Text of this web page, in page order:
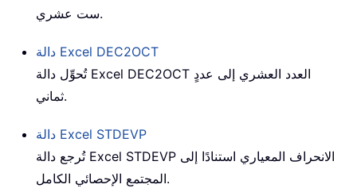
ست عشري.
دالة Excel DEC2OCT
تُحوِّل دالة Excel DEC2OCT العدد العشري إلى عددٍ
ثماني.
دالة Excel STDEVP
تُرجع دالة Excel STDEVP الانحراف المعياري استنادًا إلى
المجتمع الإحصائي الكامل.